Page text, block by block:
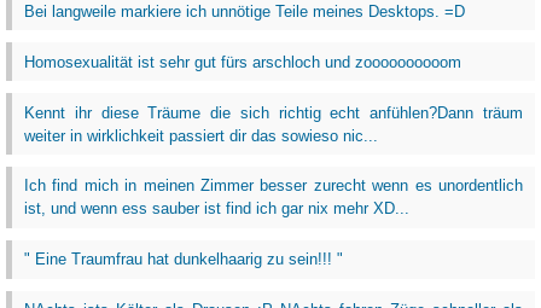
Bei langweile markiere ich unnötige Teile meines Desktops. =D
Homosexualität ist sehr gut fürs arschloch und zoooooooooom
Kennt ihr diese Träume die sich richtig echt anfühlen?Dann träum
weiter in wirklichkeit passiert dir das sowieso nic...
Ich find mich in meinen Zimmer besser zurecht wenn es unordentlich
ist, und wenn ess sauber ist find ich gar nix mehr XD...
" Eine Traumfrau hat dunkelhaarig zu sein!!! "